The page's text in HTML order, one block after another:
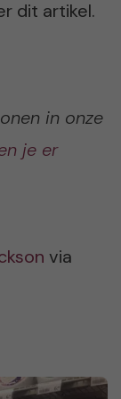
dit artikel.
in onze
je er
via